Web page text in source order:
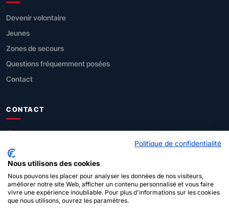
Devenir volontaire
Jeunes
Zones de secours
Questions fréquemment posées
Contact
CONTACT
Direction générale Sécurité civile
112 (urgences)
Politique de confidentialité
Nous utilisons des cookies
Nous pouvons les placer pour analyser les données de nos visiteurs,
améliorer notre site Web, afficher un contenu personnalisé et vous faire
vivre une expérience inoubliable. Pour plus d'informations sur les cookies
que nous utilisons, ouvrez les paramètres.